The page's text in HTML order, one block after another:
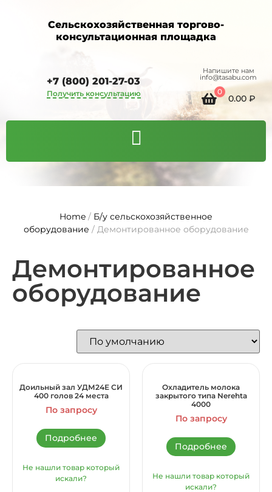
Сельскохозяйственная торгово-
консультационная площадка
Напишите нам
info@tasabu.com
0
0.00 ₽
+7 (800) 201-27-03
Получить консультацию
Home / Б/у сельскохозяйственное
оборудование / Демонтированное оборудование
Демонтированное
оборудование
Доильный зал УДМ24Е СИ
400 голов 24 места
По запросу
Подробнее
Не нашли товар который
искали?
Охладитель молока
закрытого типа Nerehta
4000
По запросу
Подробнее
Не нашли товар который
искали?